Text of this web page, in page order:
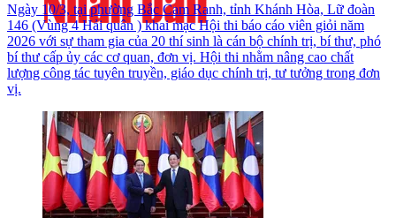
Ngày 10/3, tại phường Bắc Cam Ranh, tỉnh Khánh Hòa, Lữ đoàn
146 (Vùng 4 Hải quân ) khai mạc Hội thi báo cáo viên giỏi năm
2026 với sự tham gia của 20 thí sinh là cán bộ chính trị, bí thư, phó
bí thư cấp ủy các cơ quan, đơn vị. Hội thi nhằm nâng cao chất
lượng công tác tuyên truyền, giáo dục chính trị, tư tưởng trong đơn
vị.